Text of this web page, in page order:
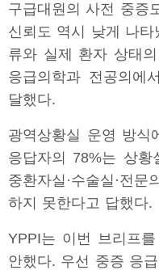
구급대원의 사전 중증
신뢰도 역시 낮게 나
류와 실제 환자 상태
응급의학과 전공의에
달했다.
광역상황실 운영 방식
응답자의 78%는 상황
중환자실·수술실·전
하지 못한다고 답했다.
YPPI는 이번 브리프
안했다. 우선 중증 응